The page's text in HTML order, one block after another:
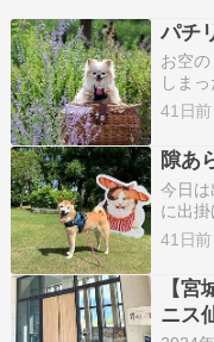
パチ
お空
しま
ーや
くれ
は、
帯も
けど…
41日前
隙あ
今日
に出
森じ
球猫
猫展
ょう
た…
41日前
【
ニス